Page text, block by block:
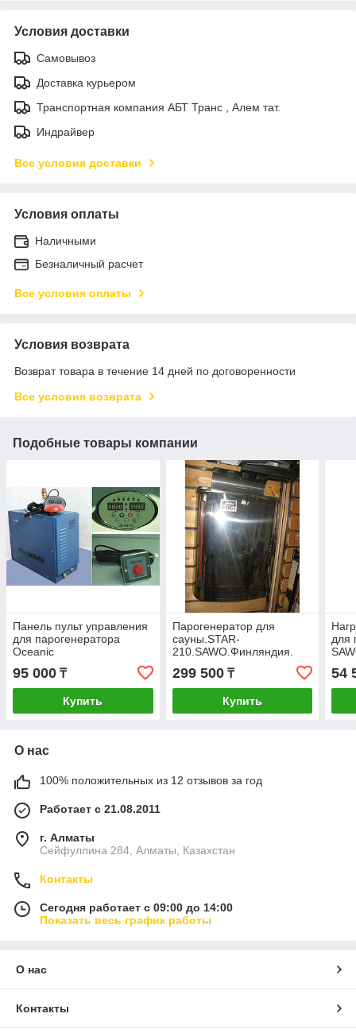
Условия доставки
Самовывоз
Доставка курьером
Транспортная компания АБТ Транс , Алем тат.
Индрайвер
Все условия доставки
Условия оплаты
Наличными
Безналичный расчет
Все условия оплаты
Условия возврата
Возврат товара в течение 14 дней по договоренности
Все условия возврата
Подобные товары компании
Панель пульт управления
для парогенератора
Oceanic
95 000 ₸
Купить
Парогенератор для
сауны.STAR-
210.SAWO.Финляндия.
299 500₸
Купить
для
54
О нас
100% положительных из 12 отзывов за год
Работает с 21.08.2011
г. Алматы
Сейфуллина 284, Алматы, Казахстан
Контакты
Сегодня работает с 09:00 до 14:00
Показать весь график работы
О нас
Контакты